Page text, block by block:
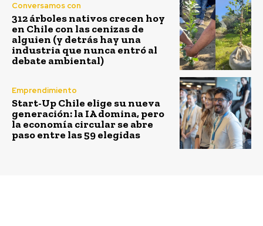
Conversamos con
312 árboles nativos crecen hoy
en Chile con las cenizas de
alguien (y detrás hay una
industria que nunca entró al
debate ambiental)
Emprendimiento
Start-Up Chile elige su nueva
generación: la IA domina, pero
la economía circular se abre
paso entre las 59 elegidas